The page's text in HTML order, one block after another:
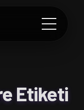
Etiketi